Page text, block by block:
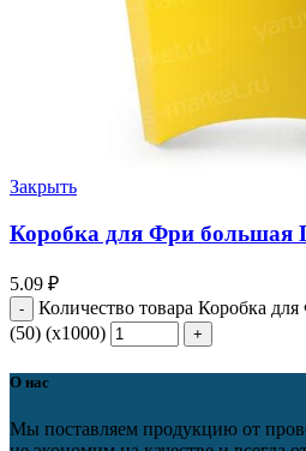
Закрыть
Коробка для Фри большая
5.09 ₽
Количество товара Коробка
(50) (х1000)
О нас
Мы поставляем продукцию от